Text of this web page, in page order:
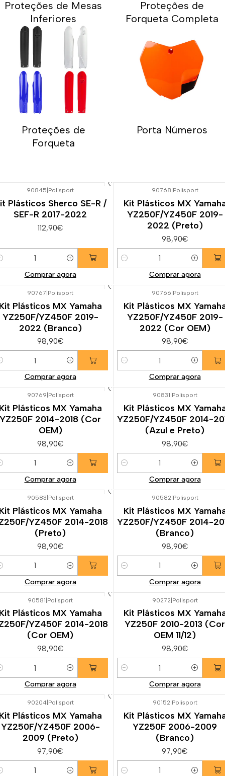
Proteções de Mesas
Inferiores
Proteções de
Forqueta Completa
Proteções de
Forqueta
Porta Números
90845 Polisport
Plásticos Sherco SE-R /
SEF-R 2017-2022
112,90€
Comprar agora
90768 Polisport
Kit Plásticos MX
YZ250F/YZ450F 2019-
2022 (Preto)
98,90€
Quantidade
Comprar agora
90767|Polisport
Plásticos MX Yamaha
YZ250F/YZ450F 2019-
2022 (Branco)
98,90€
Comprar agora
90766|Polisport
Kit Plásticos MX
YZ250F/YZ450F 2019-
2022 (Cor OEM)
98,90€
Quantidade
Comprar agora
90769 Polisport
Plásticos MX Yamaha
YZ250F 2014-2018 (Cor
OEM)
98,90€
Comprar agora
90831 Polisport
Kit Plásticos MX
YZ250F/YZ450F 2014-
(Azul e Preto)
98,90€
Quantidade
Comprar agora
90583 Polisport
Plásticos MX Yamaha
YZ450F 2014-2018
(Preto)
98,90€
Comprar agora
90582| Polisport
Kit Plásticos MX
YZ250F/YZ450F 2014-
(Branco)
98,90€
Quantidade
Comprar agora
90581|Polisport
Plásticos MX Yamaha
YZ450F 2014-2018
(Cor OEM)
98,90€
Comprar agora
90272|Polisport
Kit Plásticos MX
YZ250F 2010-2013 (Cor
OEM 11/12)
98,90€
Quantidade
Comprar agora
90204| Polisport
Plásticos MX Yamaha
YZ250F/YZ450F 2006-
2009 (Preto)
97,90€
90152| Polisport
Kit Plásticos MX
YZ250F 2006-2009
(Branco)
97,90€